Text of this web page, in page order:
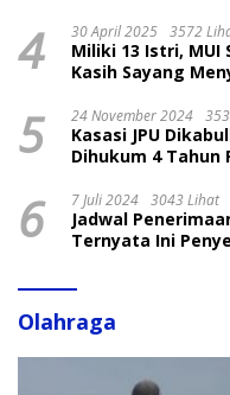
4 30 April 2025 3572
Miliki 13 Istri, MUI
Kasih Sayang
5 24 November 2024
Kasasi JPU
Dihukum 4 Tahun
6 7 Juli 2024 3043 Lihat
Jadwal
Ternyata Ini
Olahraga